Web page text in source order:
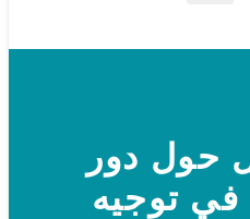
حول دور
في توجيه